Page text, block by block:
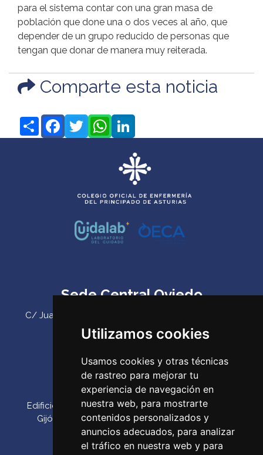
Utilizamos cookies
Usamos cookies y otras técnicas
de rastreo para mejorar tu
experiencia de navegación en
nuestra web, para mostrarte
contenidos personalizados y
anuncios adecuados, para analizar
el tráfico en nuestra web y para
para el sistema contar con una gran masa de
población que done una o dos veces al año, que
depender de un grupo reducido de personas que
tengan que donar de manera muy reiterada.
Comparte esta noticia
ShareFacebook
TwitterWhatsApp
LinkedIn
Sede Central Oviedo
C/ Juan Antonio Álvarez Rabanal 7, bajo. C.P. 33011
Email: codepa@codepa.es
Delegación Gijón
Edificio Impulsa, Oficina 6. Parque Tecnológico de
Gijón. Calle Los Prados, 166 C.P. 33203 (Gijón) ‌
Teléfono:985 23 25 52‌